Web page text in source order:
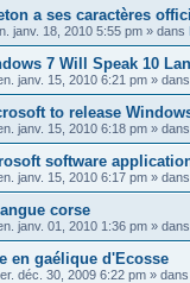
a ses caractères
janv. 18, 2010 5:55 pm » dans
7 Will Speak 10
janv. 15, 2010 6:21 pm » dans
to release
janv. 15, 2010 6:18 pm » dans
software
janv. 15, 2010 6:17 pm » dans
corse
janv. 01, 2010 1:36 pm » dans
en gaélique d'Ecosse
déc. 30, 2009 6:22 pm » dans